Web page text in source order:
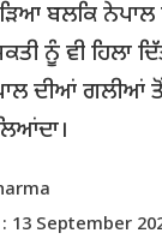
ਬਲਕਿ ਨੇਪਾਲ
ਨੂੰ ਵੀ ਹਿਲਾ
ਦੀਆਂ ਗਲੀਆਂ
13 September